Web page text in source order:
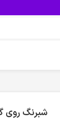
شبرنگ روی گلگیر